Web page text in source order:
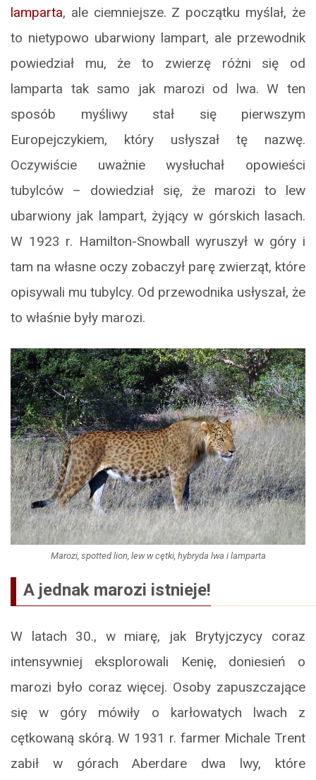
lamparta, ale ciemniejsze. Z początku myślał, że
to nietypowo ubarwiony lampart, ale przewodnik
powiedział mu, że to zwierzę różni się od
lamparta tak samo jak marozi od lwa. W ten
sposób myśliwy stał się pierwszym
Europejczykiem, który usłyszał tę nazwę.
Oczywiście uważnie wysłuchał opowieści
tubylców – dowiedział się, że marozi to lew
ubarwiony jak lampart, żyjący w górskich lasach.
W 1923 r. Hamilton-Snowball wyruszył w góry i
tam na własne oczy zobaczył parę zwierząt, które
opisywali mu tubylcy. Od przewodnika usłyszał, że
to właśnie były marozi.
Marozi, spotted lion, lew w cętki, hybryda lwa i lamparta
A jednak marozi istnieje!
W latach 30., w miarę, jak Brytyjczycy coraz
intensywniej eksplorowali Kenię, doniesień o
marozi było coraz więcej. Osoby zapuszczające
się w góry mówiły o karłowatych lwach z
cętkowaną skórą. W 1931 r. farmer Michale Trent
zabił w górach Aberdare dwa lwy, które